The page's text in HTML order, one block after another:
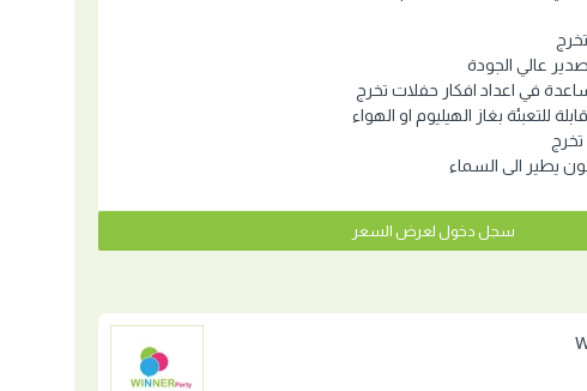
عالي الجودة
في اعداد افكار حفلات تخرج
للتعبئة بغاز الهيليوم او الهواء
يطير الى السماء
سجل دخول لعرض السعر